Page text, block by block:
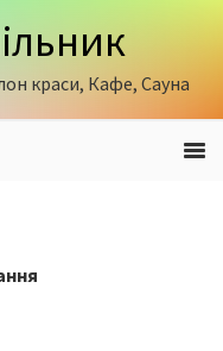
краси, Кафе, Сауна